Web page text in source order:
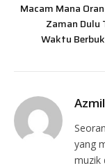
Macam Mana
Zaman Dulu
Waktu
yang
muzik